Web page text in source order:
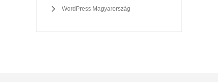
WordPress Magyarország